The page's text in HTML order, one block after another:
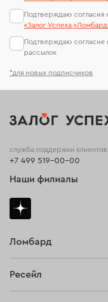
*для новых подписчиков
Подтверждаю согласия
«Залог Успеха
Подтверждаю согласие
рассылок
Ломбард
Ресейл
служба поддержки клиентов:
+7 499 519-00-00
Наши филиалы